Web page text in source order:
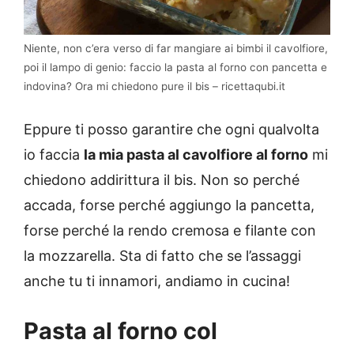
Niente, non c’era verso di far mangiare ai bimbi il cavolfiore,
poi il lampo di genio: faccio la pasta al forno con pancetta e
indovina? Ora mi chiedono pure il bis – ricettaqubi.it
Eppure ti posso garantire che ogni qualvolta
io faccia la mia pasta al cavolfiore al forno mi
chiedono addirittura il bis. Non so perché
accada, forse perché aggiungo la pancetta,
forse perché la rendo cremosa e filante con
la mozzarella. Sta di fatto che se l’assaggi
anche tu ti innamori, andiamo in cucina!
Pasta al forno col